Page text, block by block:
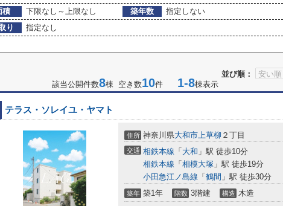
積 下限なし～上限なし 築年数
指定しない
り
指定なし
並び順：
該当公開件数8棟 空き数10件 1-8棟表示
テラス・ソレイユ・ヤマト
住所 神奈川県大和市上草柳 ２丁目
交通 相鉄本線 「 大和 」駅 徒歩10分
相鉄本線 「 相模大塚 」駅 徒歩19分
小田急江ノ島線 「 鶴間 」駅 徒歩30分
築年 築1年 階数 3階建 構造 木造